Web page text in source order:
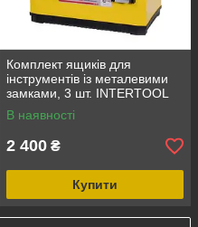
Комплект ящиків для
інструментів із металевими
замками, 3 шт. INTERTOOL
BX-2003
В наявності
2 400 ₴
Купити